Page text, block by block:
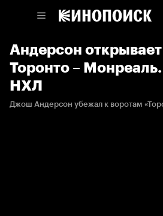
Андерсон открывает
Торонто –
НХЛ